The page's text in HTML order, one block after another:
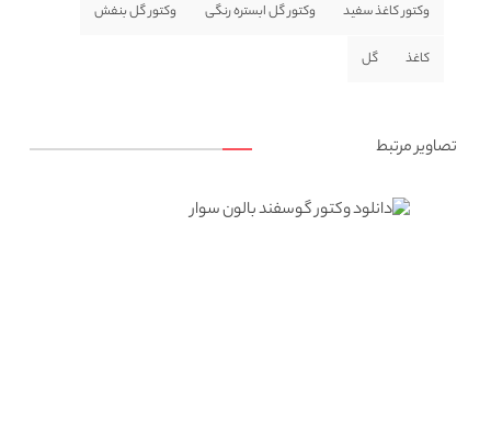
وکتور کاغذ سفید وکتور گل ابستره رنگی وکتور گل بنفش
کاغذ گل
تصاویر مرتبط